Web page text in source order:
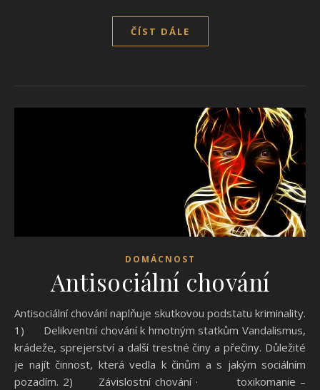
ČÍST DÁLE
DOMÁCNOST
Antisociální chování
Antisociální chování naplňuje skutkovou podstatu kriminality.
1) Delikventní chování k hmotným statkům Vandalismus,
krádeže, sprejerství a další trestné činy a přečiny. Důležité
je najít činnost, která vedla k činům a s jakým sociálním
pozadím. 2) Závislostní chování · toxikomanie –